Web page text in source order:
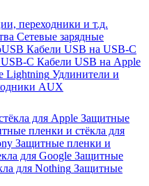
переходники и т.д.
Сетевые зарядные
Кабели USB на USB-C
C Кабели USB на Apple
Lightning Удлинители и
AUX
для Apple Защитные
пленки и стёкла для
Защитные пленки и
для Google Защитные
для Nothing Защитные